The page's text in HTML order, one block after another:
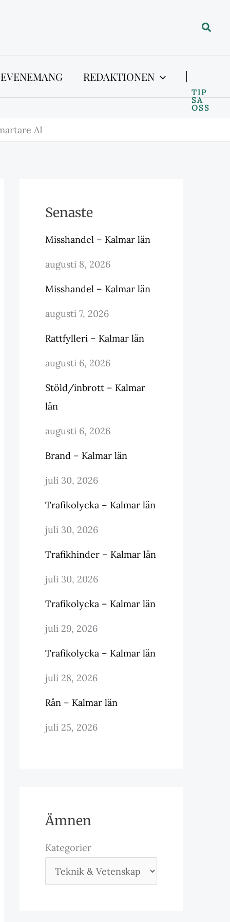
Sök
REDAKTIONEN
TIP
SA
OSS
AI
Senaste
Misshandel – Kalmar län
augusti 8, 2026
Misshandel – Kalmar län
augusti 7, 2026
Rattfylleri – Kalmar län
augusti 6, 2026
Stöld/inbrott – Kalmar
län
augusti 6, 2026
Brand – Kalmar län
juli 30, 2026
Trafikolycka – Kalmar län
juli 30, 2026
Trafikhinder – Kalmar län
juli 30, 2026
Trafikolycka – Kalmar län
juli 29, 2026
Trafikolycka – Kalmar län
juli 28, 2026
Rån – Kalmar län
juli 25, 2026
Ämnen
Kategorier